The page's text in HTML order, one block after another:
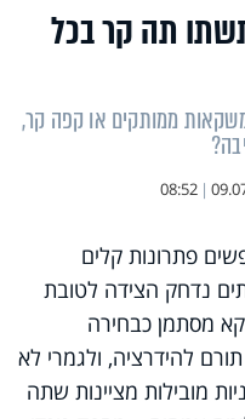
תה קר בכל
ממותקים או קפה קר,
|
08:52
פתרונות קלים
נדחק הצידה לטובת
מסתמן כבחירה
להידרציה, ולגמרי לא
מובילות מציינות שתה